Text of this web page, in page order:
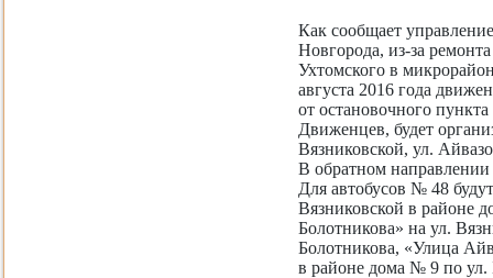
Как сообщает
Новгорода, из-за
Ухтомского в
августа 2016 года
от остановочного
Движенцев, будет
Вязниковской, ул.
В обратном
Для автобусов № 48
Вязниковской в районе
Болотникова» на ул.
Болотникова, «Улица
в районе дома № 9 по ул.